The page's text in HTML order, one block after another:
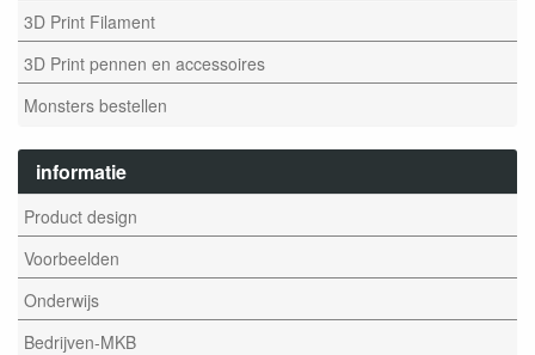
3D Print Filament
3D Print pennen en accessoires
Monsters bestellen
informatie
Product design
Voorbeelden
Onderwijs
Bedrijven-MKB